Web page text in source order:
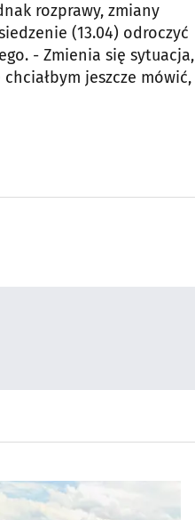
rozprawy, zmiany
(13.04) odroczyć
- Zmienia się sytuacja,
jeszcze mówić,